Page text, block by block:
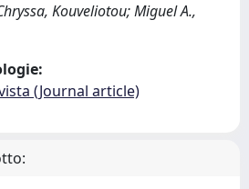
Kouveliotou; Miguel A.,
(Journal article)